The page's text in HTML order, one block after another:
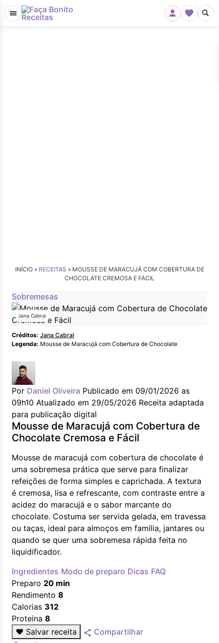
INÍCIO » RECEITAS » MOUSSE DE MARACUJÁ COM COBERTURA DE
CHOCOLATE CREMOSA E FÁCIL
Sobremesas
Jana Cabral
Créditos: Jana Cabral
Legenda: Mousse de Maracujá com Cobertura de Chocolate
Por Daniel Oliveira Publicado em 09/01/2026 as
09h10 Atualizado em 29/05/2026 Receita adaptada
para publicação digital
Mousse de Maracujá com Cobertura de
Chocolate Cremosa e Fácil
Mousse de maracujá com cobertura de chocolate é
uma sobremesa prática que serve para finalizar
refeições de forma simples e caprichada. A textura
é cremosa, lisa e refrescante, com contraste entre a
acidez do maracujá e o sabor marcante do
chocolate. Costuma ser servida gelada, em travessa
ou taças, ideal para almoços em família, jantares ou
quando se quer uma sobremesa rápida feita no
liquidificador.
Ingredientes Modo de preparo Dicas FAQ
Preparo 20 min
Rendimento 8
Calorias 312
Proteina 8
♥ Salvar receita Compartilhar